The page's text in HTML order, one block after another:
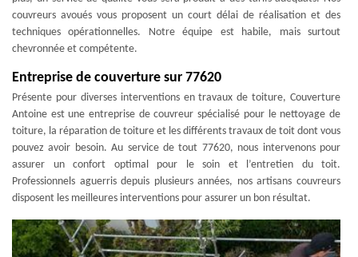
couvreurs avoués vous proposent un court délai de réalisation et des
techniques opérationnelles. Notre équipe est habile, mais surtout
chevronnée et compétente.
Entreprise de couverture sur 77620
Présente pour diverses interventions en travaux de toiture, Couverture
Antoine est une entreprise de couvreur spécialisé pour le nettoyage de
toiture, la réparation de toiture et les différents travaux de toit dont vous
pouvez avoir besoin. Au service de tout 77620, nous intervenons pour
assurer un confort optimal pour le soin et l’entretien du toit.
Professionnels aguerris depuis plusieurs années, nos artisans couvreurs
disposent les meilleures interventions pour assurer un bon résultat.